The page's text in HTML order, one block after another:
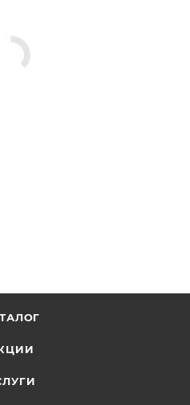
почту России. Когда
вы можете
Один заказ может
позиций и его стоимость
000 р.